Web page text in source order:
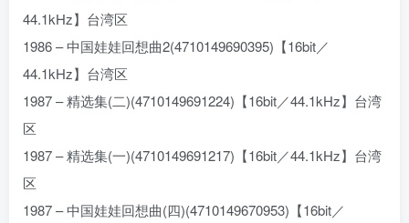
44.1kHz】台湾区
1986 – 中国娃娃回想曲2(4710149690395)【16bit／
44.1kHz】台湾区
1987 – 精选集(二)(4710149691224)【16bit／44.1kHz】台湾
区
1987 – 精选集(一)(4710149691217)【16bit／44.1kHz】台湾
区
1987 – 中国娃娃回想曲(四)(4710149670953)【16bit／